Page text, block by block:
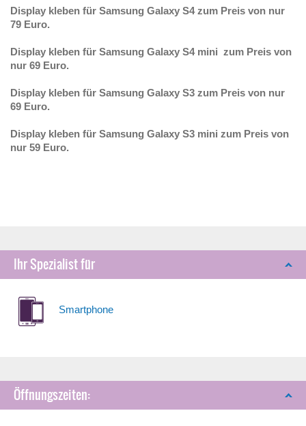
Display kleben für Samsung Galaxy S4 zum Preis von nur
79 Euro.
Display kleben für Samsung Galaxy S4 mini zum Preis von
nur 69 Euro.
Display kleben für Samsung Galaxy S3 zum Preis von nur
69 Euro.
Display kleben für Samsung Galaxy S3 mini zum Preis von
nur 59 Euro.
Ihr Spezialist für
Smartphone
Öffnungszeiten: